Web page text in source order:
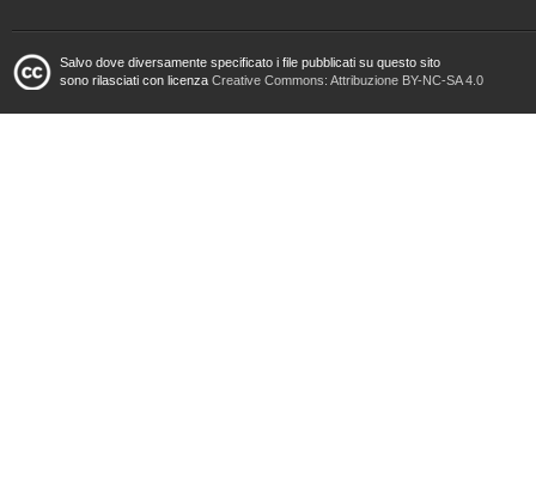
Salvo dove diversamente specificato i file pubblicati su questo sito
sono rilasciati con licenza Creative Commons: Attribuzione BY-NC-SA 4.0